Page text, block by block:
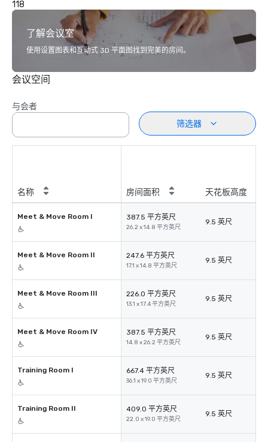
118
了解会议室
使用设置图表和互动式 3D 平面图找到完美的房间。
会议空间
与会者
筛选器
名称 房间面积 天花板高度
Meet & Move Room I 387.5 平方英尺
26.2 x 14.8 平方英尺
9.5 英尺
Meet & Move Room II 247.6 平方英尺
17.1 x 14.8 平方英尺
9.5 英尺
Meet & Move Room III 226.0 平方英尺
13.1 x 17.4 平方英尺
9.5 英尺
Meet & Move Room IV 387.5 平方英尺
14.8 x 26.2 平方英尺
9.5 英尺
Training Room I 667.4 平方英尺
36.1 x 19.0 平方英尺
9.5 英尺
Training Room II 409.0 平方英尺
22.0 x 19.0 平方英尺
9.5 英尺